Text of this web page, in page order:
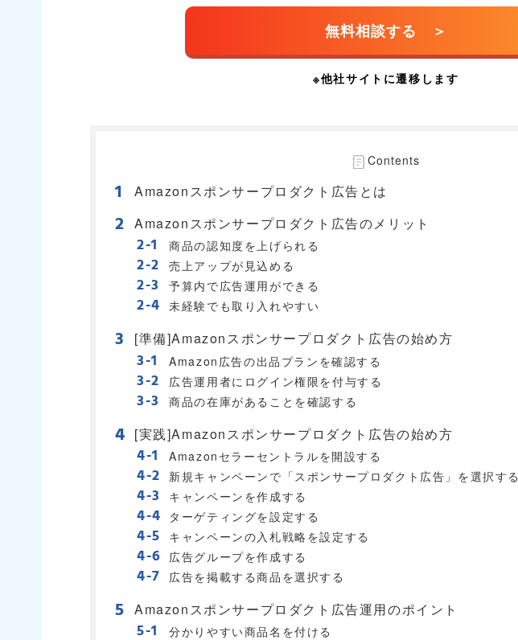
Contents
Amazonスポンサープロダクト広告とは
Amazonスポンサープロダクト広告のメリット
商品の認知度を上げられる
売上アップが見込める
予算内で広告運用ができる
未経験でも取り入れやすい
[準備]Amazonスポンサープロダクト広告の始め方
Amazon広告の出品プランを確認する
広告運用者にログイン権限を付与する
商品の在庫があることを確認する
[実践]Amazonスポンサープロダクト広告の始め方
Amazonセラーセントラルを開設する
新規キャンペーンで「スポンサープロダクト広告」を選択する
キャンペーンを作成する
ターゲティングを設定する
キャンペーンの入札戦略を設定する
広告グループを作成する
広告を掲載する商品を選択する
Amazonスポンサープロダクト広告運用のポイント
分かりやすい商品名を付ける